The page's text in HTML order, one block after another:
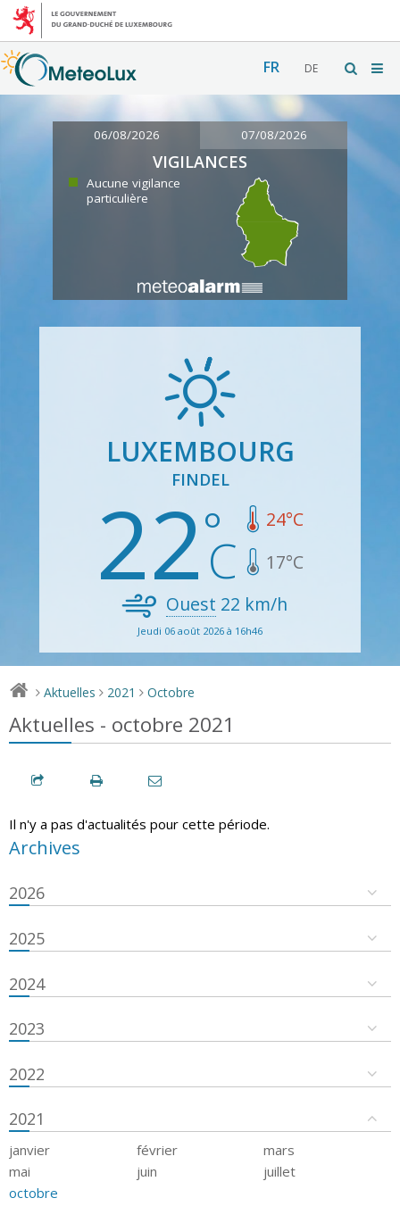
FR DE
06/08/2026 07/08/2026
VIGILANCES
Aucune vigilance
particulière
LUXEMBOURG
FINDEL
22 24°C
17°C
Ouest 22 km/h
Jeudi 06 août 2026 à 16h46
> Aktuelles > 2021 > Octobre
Aktuelles - octobre 2021
Il n'y a pas d'actualités pour cette période.
Archives
2026
2025
2024
2023
2022
2021
janvier février
mars
mai
juin
juillet
octobre